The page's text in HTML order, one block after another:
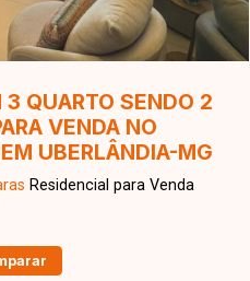
QUARTO SENDO 2
VENDA NO
UBERLÂNDIA-MG
Residencial para Venda